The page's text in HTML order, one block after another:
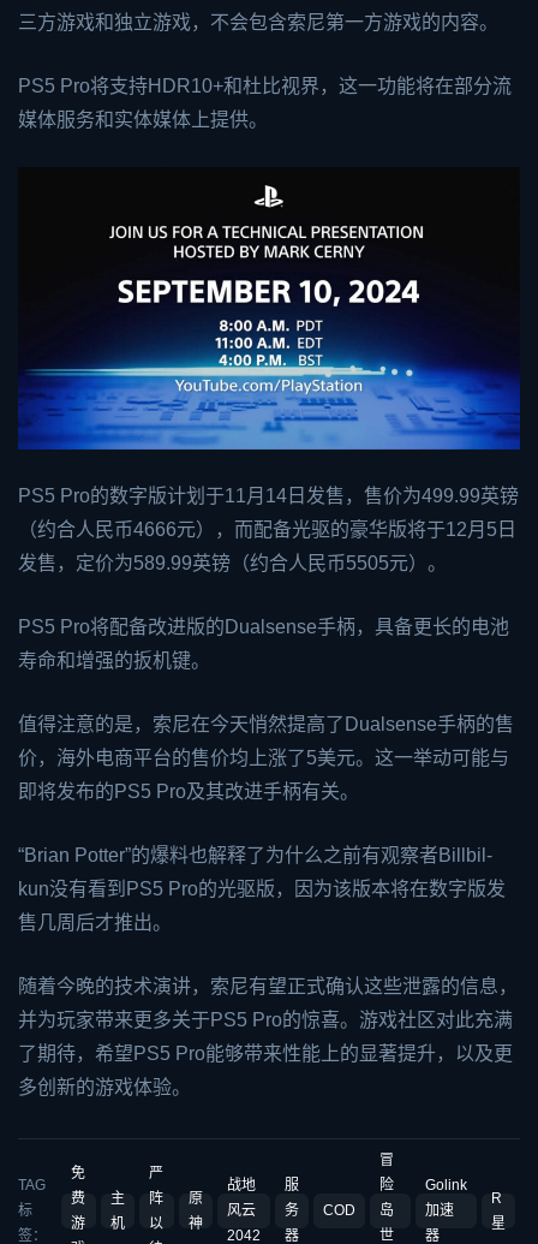
三方游戏和独立游戏，不会包含索尼第一方游戏的内容。
PS5 Pro将支持HDR10+和杜比视界，这一功能将在部分流
媒体服务和实体媒体上提供。
PS5 Pro的数字版计划于11月14日发售，售价为499.99英镑
（约合人民币4666元），而配备光驱的豪华版将于12月5日
发售，定价为589.99英镑（约合人民币5505元）。
PS5 Pro将配备改进版的Dualsense手柄，具备更长的电池
寿命和增强的扳机键。
值得注意的是，索尼在今天悄然提高了Dualsense手柄的售
价，海外电商平台的售价均上涨了5美元。这一举动可能与
即将发布的PS5 Pro及其改进手柄有关。
“Brian Potter”的爆料也解释了为什么之前有观察者Billbil-
kun没有看到PS5 Pro的光驱版，因为该版本将在数字版发
售几周后才推出。
随着今晚的技术演讲，索尼有望正式确认这些泄露的信息，
并为玩家带来更多关于PS5 Pro的惊喜。游戏社区对此充满
了期待，希望PS5 Pro能够带来性能上的显著提升，以及更
多创新的游戏体验。
TAG
标
签：
免
费
游
主
机
严
阵
以
原
神
战地
风云
2042
服
务
器
COD
冒
险
岛
世
Golink
加速
器
R
星